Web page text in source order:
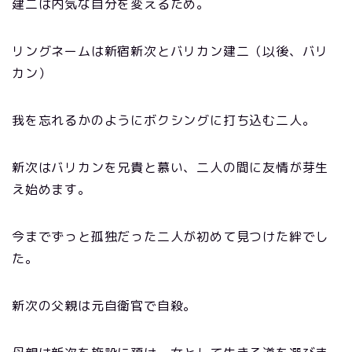
建二は内気な自分を変えるため。
リングネームは新宿新次とバリカン建二（以後、バリ
カン）
我を忘れるかのようにボクシングに打ち込む二人。
新次はバリカンを兄貴と慕い、二人の間に友情が芽生
え始めます。
今までずっと孤独だった二人が初めて見つけた絆でし
た。
新次の父親は元自衛官で自殺。